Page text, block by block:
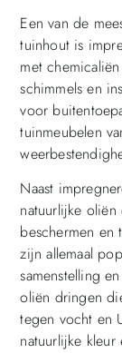
Een van de
tuinhout is
met
schimmels en
voor
tuinmeubelen
Naast
natuurlijke
beschermen
zijn allemaal
samenstelling
oliën dringen
tegen vocht en
natuurlijke kleur